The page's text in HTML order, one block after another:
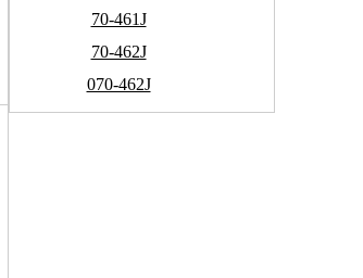
70-461J
70-462J
070-462J